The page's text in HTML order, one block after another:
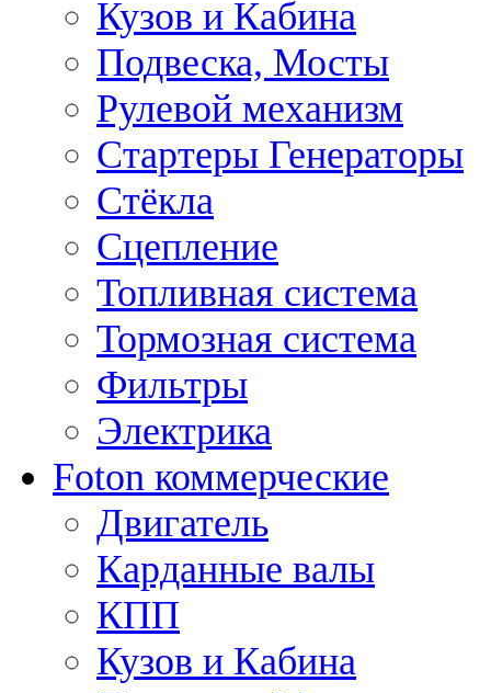
Кузов и Кабина
Подвеска, Мосты
Рулевой механизм
Стартеры Генераторы
Стёкла
Сцепление
Топливная система
Тормозная система
Фильтры
Электрика
Foton коммерческие
Двигатель
Карданные валы
КПП
Кузов и Кабина